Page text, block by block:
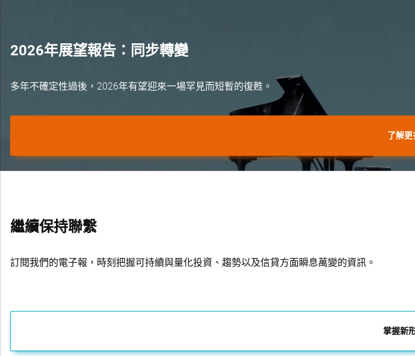
2026年展望報告：同步轉變
多年不確定性過後，2026年有望迎來一場罕見而短暫的復甦。
了解更
繼續保持聯繫
訂閱我們的電子報，時刻把握可持續與量化投資、趨勢以及信貸方面瞬息萬變的資訊。
掌握新